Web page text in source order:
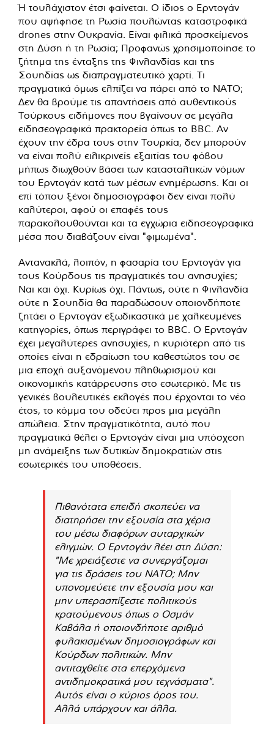
Ή τουλάχιστον έτσι φαίνεται. Ο ίδιος ο Ερντογάν
που αψήφησε τη Ρωσία πουλώντας καταστροφικά
drones στην Ουκρανία. Είναι φιλικά προσκείμενος
στη Δύση ή τη Ρωσία; Προφανώς χρησιμοποίησε το
ζήτημα της ένταξης της Φινλανδίας και της
Σουηδίας ως διαπραγματευτικό χαρτί. Τι
πραγματικά όμως ελπίζει να πάρει από το ΝΑΤΟ;
Δεν θα βρούμε τις απαντήσεις από αυθεντικούς
Τούρκους ειδήμονες που βγαίνουν σε μεγάλα
ειδησεογραφικά πρακτορεία όπως το BBC. Αν
έχουν την έδρα τους στην Τουρκία, δεν μπορούν
να είναι πολύ ειλικρινείς εξαιτίας του φόβου
μήπως διωχθούν βάσει των κατασταλτικών νόμων
του Ερντογάν κατά των μέσων ενημέρωσης. Και οι
επί τόπου ξένοι δημοσιογράφοι δεν είναι πολύ
καλύτεροι, αφού οι επαφές τους
παρακολουθούνται και τα εγχώρια ειδησεογραφικά
μέσα που διαβάζουν είναι "φιμωμένα".
Αντανακλά, λοιπόν, η φασαρία του Ερντογάν για
τους Κούρδους τις πραγματικές του ανησυχίες;
Ναι και όχι. Κυρίως όχι. Πάντως, ούτε η Φινλανδία
ούτε η Σουηδία θα παραδώσουν οποιονδήποτε
ζητάει ο Ερντογάν εξωδικαστικά με χαλκευμένες
κατηγορίες, όπως περιγράφει το BBC. Ο Ερντογάν
έχει μεγαλύτερες ανησυχίες, η κυριότερη από τις
οποίες είναι η εδραίωση του καθεστώτος του σε
μια εποχή αυξανόμενου πληθωρισμού και
οικονομικής κατάρρευσης στο εσωτερικό. Με τις
γενικές βουλευτικές εκλογές που έρχονται το νέο
έτος, το κόμμα του οδεύει προς μια μεγάλη
απώλεια. Στην πραγματικότητα, αυτό που
πραγματικά θέλει ο Ερντογάν είναι μια υπόσχεση
μη ανάμειξης των δυτικών δημοκρατιών στις
εσωτερικές του υποθέσεις.
Πιθανότατα επειδή σκοπεύει να
διατηρήσει την εξουσία στα χέρια
του μέσω διαφόρων αυταρχικών
ελιγμών. Ο Ερντογάν λέει στη Δύση:
"Με χρειάζεστε να συνεργάζομαι
για τις δράσεις του ΝΑΤΟ; Μην
υπονομεύετε την εξουσία μου και
μην υπερασπίζεστε πολιτικούς
κρατούμενους όπως ο Οσμάν
Καβάλα ή οποιονδήποτε αριθμό
φυλακισμένων δημοσιογράφων και
Κούρδων πολιτικών. Μην
αντιταχθείτε στα επερχόμενα
αντιδημοκρατικά μου τεχνάσματα".
Αυτός είναι ο κύριος όρος του.
Αλλά υπάρχουν και άλλα.